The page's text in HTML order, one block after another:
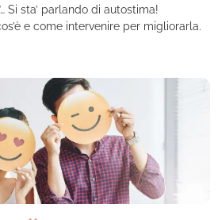
Si sta’ parlando di autostima!
e come intervenire per migliorarla.